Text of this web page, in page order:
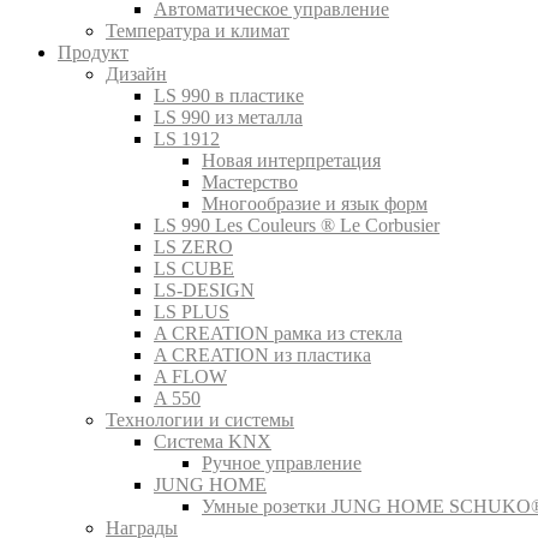
Автоматическое управление
Температура и климат
Продукт
Дизайн
LS 990 в пластике
LS 990 из металла
LS 1912
Новая интерпретация
Мастерство
Многообразие и язык форм
LS 990 Les Couleurs ® Le Corbusier
LS ZERO
LS CUBE
LS-DESIGN
LS PLUS
A CREATION рамка из стекла
A CREATION из пластика
A FLOW
A 550
Технологии и системы
Система KNX
Ручное управление
JUNG HOME
Умные розетки JUNG HOME
Награды